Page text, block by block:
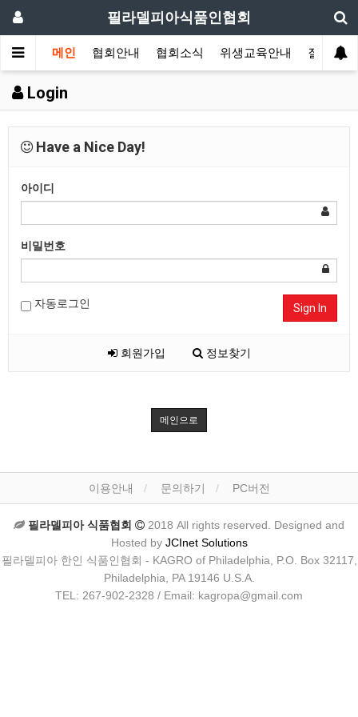
필라델피아식품인협회
메인 협회안내 협회소식 위생교육안내 질의답변
Login
Have a Nice Day!
아이디
비밀번호
자동로그인 Sign In
회원가입 정보찾기
메인으로
이용안내 문의하기 PC버전
필라델피아 식품협회
2018 All rights reserved. Designed and
Hosted by JCInet Solutions
필라델피아 한인 식품인협회 - KAGRO of Philadelphia, P.O. Box 32117,
Philadelphia, PA 19146 U.S.A.
TEL: 267-902-2328 / Email: kagropa@gmail.com